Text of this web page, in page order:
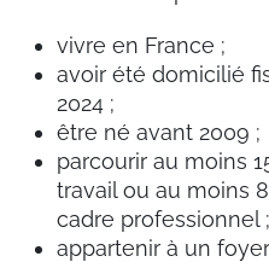
vivre en France ;
avoir été domicilié
2024 ;
être né avant 2009 ;
parcourir au moins
travail ou au moins
cadre professionnel ;
appartenir à un